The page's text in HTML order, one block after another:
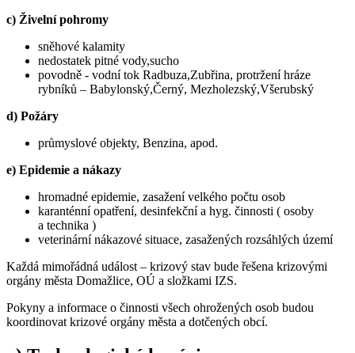
c) Živelní pohromy
sněhové kalamity
nedostatek pitné vody,sucho
povodně - vodní tok Radbuza,Zubřina, protržení hráze
rybníků – Babylonský,Černý, Mezholezský,Všerubský
d) Požáry
průmyslové objekty, Benzina, apod.
e) Epidemie a nákazy
hromadné epidemie, zasažení velkého počtu osob
karanténní opatření, desinfekční a hyg. činnosti ( osoby
a technika )
veterinární nákazové situace, zasažených rozsáhlých území
Každá mimořádná událost – krizový stav bude řešena krizovými
orgány města Domažlice, OÚ a složkami IZS.
Pokyny a informace o činnosti všech ohrožených osob budou
koordinovat krizové orgány města a dotčených obcí.